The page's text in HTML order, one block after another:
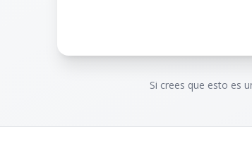
Si crees que esto es